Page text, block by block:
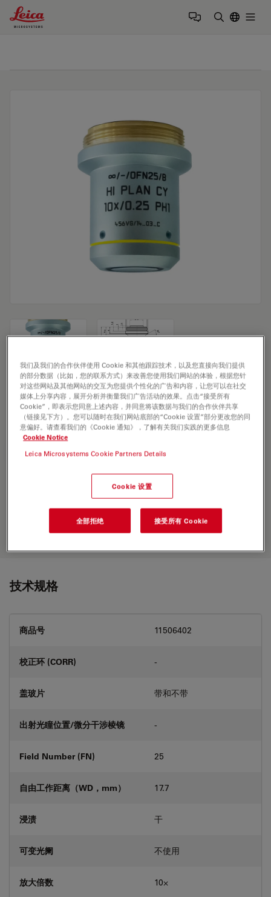
Leica Microsystems Logo
Microscope Objective HI PLAN CY
10x/0,25 PH1
索取报价
Discover the perfect solution. Explore
ourObjective Finder, compare
alternatives, and find the best fit for
your needs.
技术规格
商品号 11506402
校正环 (CORR) -
盖玻片 带和不带
出射光瞳位置/微分干涉棱镜 -
Field Number (FN) 25
自由工作距离（WD，mm） 17.7
浸渍 干
可变光阑 不使用
放大倍数 10⨉
我们及我们的合作伙伴使用 Cookie 和其他跟踪技术，以及您直接向我们提供
的部分数据（比如，您的联系方式）来改善您使用我们网站的体验，根据您针
对这些网站及其他网站的交互为您提供个性化的广告和内容，让您可以在社交
媒体上分享内容，展开分析并衡量我们广告活动的效果。点击“接受所有
Cookie”，即表示您同意上述内容，并同意将该数据与我们的合作伙伴共享
（链接见下方）。您可以随时在我们网站底部的“Cookie 设置”部分更改您的同
意偏好。请查看我们的《Cookie 通知》，了解有关我们实践的更多信息
Cookie Notice
Leica Microsystems Cookie Partners Details
Cookie 设置
全部拒绝 接受所有 Cookie